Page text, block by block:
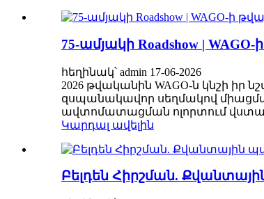
75-ամյակի Roadshow |
հեղինակ՝ admin 17-06-2026
2026 թվականին WAGO-ն կնշի իր
զսպանակավոր սեղմակով
ավտոմատացման ոլորտում
Կարդալ ավելին
Բելդեն Հիրշման.